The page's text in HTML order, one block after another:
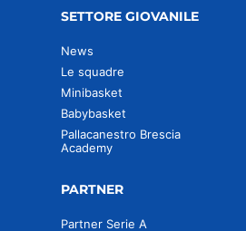
SETTORE GIOVANILE
News
Le squadre
Minibasket
Babybasket
Pallacanestro Brescia
Academy
PARTNER
Partner Serie A